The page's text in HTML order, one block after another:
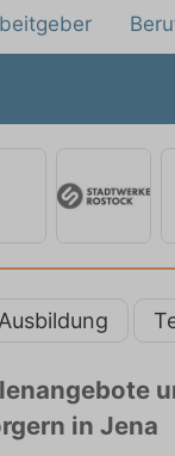
Ausbildung
in Jena